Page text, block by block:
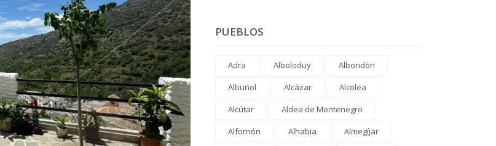
PUEBLOS
Adra Alboloduy
Albondón
Albuñol
Alcázar
Alcolea
Alcútar
Aldea de Montenegro
Alfornón
Alhabia
Almegíjar